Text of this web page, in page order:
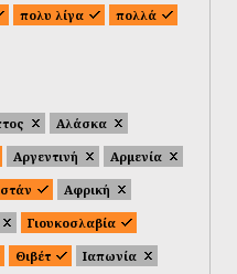
πολυ λίγα
πολλά
Αλάσκα
Αργεντινή
Αρμενία
Αφρική
Γιουκοσλαβία
Θιβέτ
Ιαπωνία